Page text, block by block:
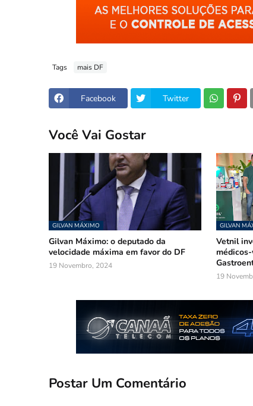
Tags mais DF
Facebook Twitter
Você Vai Gostar
GILVAN MÁXIMO
Gilvan Máximo: o deputado da
velocidade máxima em favor do DF
19 Novembro, 2024
GILVAN
Vetnil
19
Postar Um Comentário